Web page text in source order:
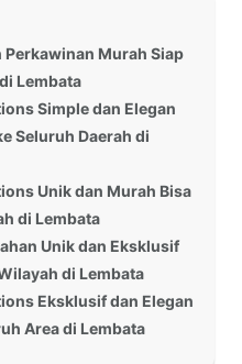
Perkawinan Murah Siap
Lembata
Simple dan Elegan
Seluruh Daerah di
Unik dan Murah Bisa
di Lembata
Unik dan Eksklusif
di Lembata
Eksklusif dan Elegan
Area di Lembata